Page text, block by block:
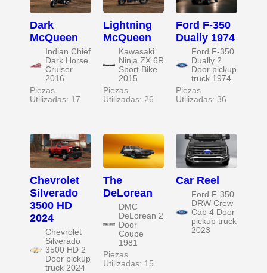
Dark
McQueen
Indian Chief
Dark Horse
Cruiser
2016
Piezas
Utilizadas: 17
Lightning
McQueen
Kawasaki
Ninja ZX 6R
Sport Bike
2015
Piezas
Utilizadas: 26
Ford F-350
Dually 1974
Ford F-350
Dually 2
Door pickup
truck 1974
Piezas
Utilizadas: 36
Chevrolet
Silverado
3500 HD
2024
Chevrolet
Silverado
3500 HD 2
Door pickup
truck 2024
The
DeLorean
DMC
DeLorean 2
Door
Coupe
1981
Piezas
Utilizadas: 15
Car Reel
Ford F-350
DRW Crew
Cab 4 Door
pickup truck
2023